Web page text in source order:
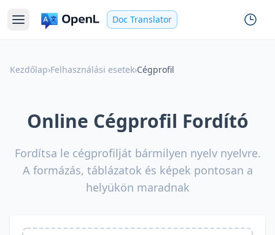
Doc Translator
Kezdőlap›Felhasználási esetek›Cégprofil
Online Cégprofil Fordító
Fordítsa le cégprofilját bármilyen nyelv nyelvre.
A formázás, táblázatok és képek pontosan a
helyükön maradnak